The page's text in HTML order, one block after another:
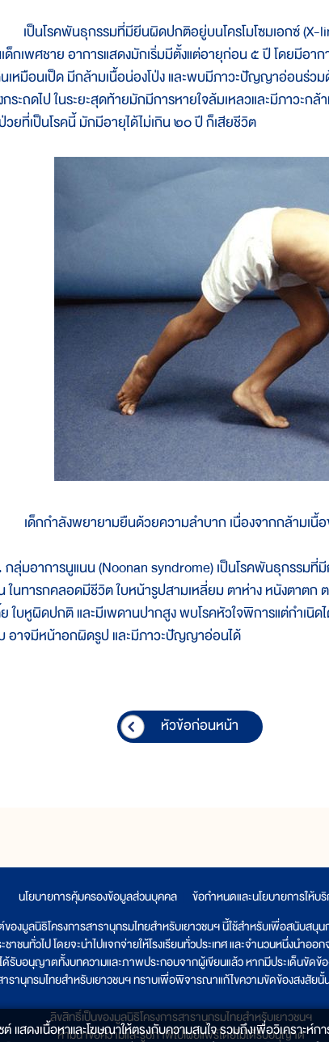
เป็นโรคพันธุกรรมที่มียีนผิดปกติอยู่บนโครโมโซมเอกซ์
ด็กเพศชาย อาการแสดงมักเริ่มมีตั้งแต่อายุก่อน ๕ ปี โดยมีอา
นเหมือนเป็ด มีกล้ามเนื้อน่องโป่ง และพบมีภาวะปัญญาอ่อนร่ว
ระถดไป ในระยะสุดท้ายมักมีการหายใจล้มเหลวและมีภาวะก
วยที่เป็นโรคนี้ มักมีอายุได้ไม่เกิน ๒๐ ปี ก็เสียชีวิต
เด็กกำลังพยายามยืนด้วยความลำบาก เนื่องจากกล้ามเนื้
กลุ่มอาการนูแนน (Noonan syndrome) เป็นโรคพันธุกรร
ในทารกคลอดมีชีวิต ใบหน้ารูปสามเหลี่ยม ตาห่าง หนังตาตก
ย ใบหูผิดปกติ และมีเพดานปากสูง พบโรคหัวใจพิการแต่กำเ
อาจมีหน้าอกผิดรูป และมีภาวะปัญญาอ่อนได้
หัวข้อก่อนหน้า
นโยบายการคุ้มครองข้อมูลส่วนบุคคล
ข้อกำหนดและนโยบายการให้บ
องมูลนิธิโครงการสารานุกรมไทยสำหรับเยาวชนฯ นี้ใช้สำหรับเพื่อสนับส
ชาชนทั่วไป โดยจะนำไปแจกจ่ายให้โรงเรียนทั่วประเทศ และจำนวนหนึ่งน
รับอนุญาตทั้งบทความและภาพประกอบจากผู้เขียนแล้ว หากมีประเด็นขัดข้อ
รานุกรมไทยสำหรับเยาวชนฯ ทราบเพื่อพิจารณาแก้ไขความขัดข้องสงสัย
ลิขสิทธิ์เป็นของมูลนิธิโครงการสารานุกรมไทยสำหรับเยาวชนฯ
ห้ามนำข้อความและรูปภาพไปเผยแพร่โดยไม่ได้รับอนุญาต
แสดงเนื้อหาและโฆษณาให้ตรงกับความสนใจ รวมถึงเพื่อวิเคราะห์กา